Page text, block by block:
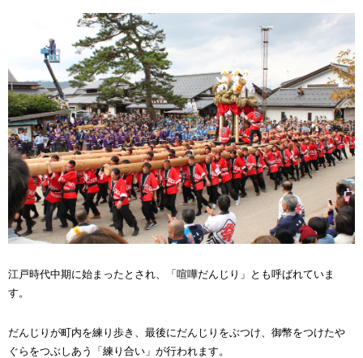
江戸時代中期に始まったとされ、「喧嘩だんじり」とも呼ばれていま
す。
だんじりが町内を練り歩き、最後にだんじりをぶつけ、御幣をつけたや
ぐらをつぶしあう「練り合い」が行われます。